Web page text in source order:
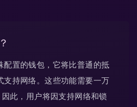
配置的钱包，它将比普通的抵
支持网络。这些功能需要一万
此，用户将因支持网络和锁